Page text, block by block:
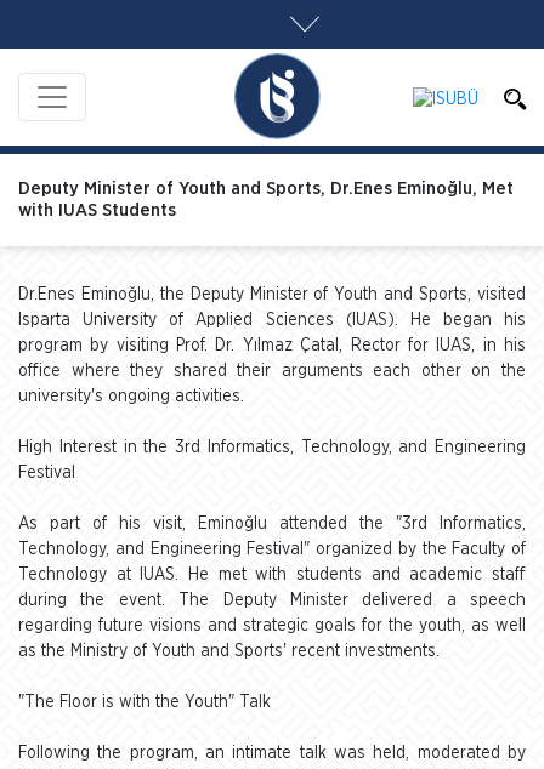
Deputy Minister of Youth and Sports, Dr.Enes Eminoğlu, Met
with IUAS Students
Dr.Enes Eminoğlu, the Deputy Minister of Youth and Sports, visited
Isparta University of Applied Sciences (IUAS). He began his
program by visiting Prof. Dr. Yılmaz Çatal, Rector for IUAS, in his
office where they shared their arguments each other on the
university's ongoing activities.
High Interest in the 3rd Informatics, Technology, and Engineering
Festival
As part of his visit, Eminoğlu attended the "3rd Informatics,
Technology, and Engineering Festival" organized by the Faculty of
Technology at IUAS. He met with students and academic staff
during the event. The Deputy Minister delivered a speech
regarding future visions and strategic goals for the youth, as well
as the Ministry of Youth and Sports' recent investments.
"The Floor is with the Youth" Talk
Following the program, an intimate talk was held, moderated by